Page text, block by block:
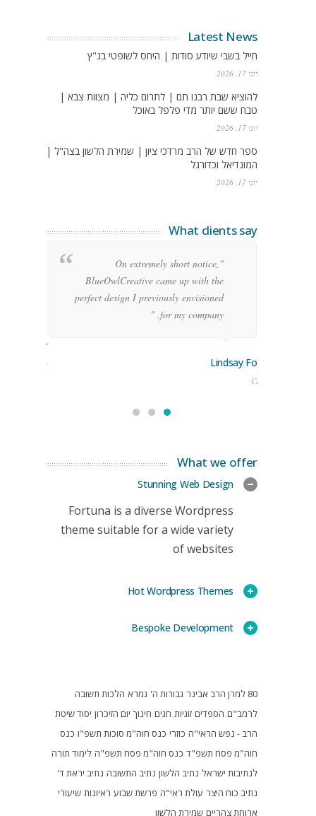
Latest News
חייל בשבי שיודע סודות | היחס לשופטי בג"ץ
יוני 17, 2026
להוציא שבת רבנו תם | לתרום כליה | מצוות צבא |
טבח ששם יותר מדי פלפל באוכל
יוני 17, 2026
ספר חדש של הרב מרדכי ציון | שמירת הלשון בצה"ל |
המונדיאל וכדורגל
יוני 17, 2026
What clients say
"On extremely short notice,
BlueOwlCreative came up with the
perfect design I previously envisioned
for my company. "
Lindsay Ford
CEO
Stoner
Manager
What we offer
Stunning Web Design
Fortuna is a diverse Wordpress
theme suitable for a wide variety
of websites
Hot Wordpress Themes
Bespoke Development
80 למרן הרב אבינר גבורות ה' גמרא הלכות תשובה
לרמב"ם הספדים זוגיות חגים חינוך יום הזיכרון יסוד שיטת
הרב - נפש הראי"ה כוזרי כנס חוה"מ סוכות תשפ"ו כנס
חוה"מ פסח תשפ"ד כנס חוה"מ פסח תשפ"ה לימוד תורה
לנתיבות ישראל נתיב הלשון נתיב התשובה נתיב יראת ד'
נתיב כוח היצר עולת ראי"ה פרשת שבוע ראיונות שיעורי
ארוחת צהריים שמירת הלשון